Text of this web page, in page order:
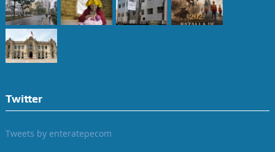
Twitter
Tweets by enteratepecom